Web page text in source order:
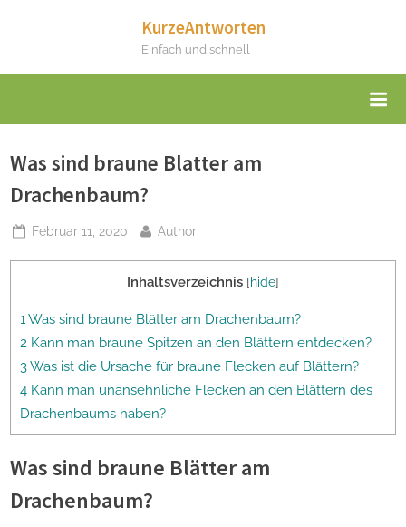
KurzeAntworten
Einfach und schnell
Was sind braune Blatter am
Drachenbaum?
Posted
Februar 11, 2020 By
Author
Inhaltsverzeichnis [hide]
1 Was sind braune Blätter am Drachenbaum?
2 Kann man braune Spitzen an den Blättern entdecken?
3 Was ist die Ursache für braune Flecken auf Blättern?
4 Kann man unansehnliche Flecken an den Blättern des
Drachenbaums haben?
Was sind braune Blätter am
Drachenbaum?